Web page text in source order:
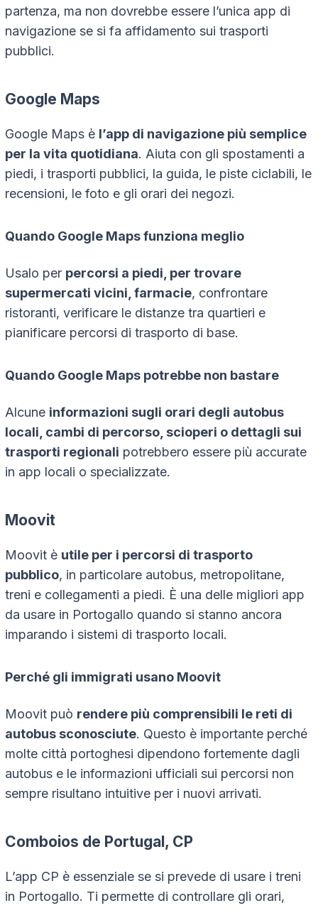
partenza, ma non dovrebbe essere l’unica app di
navigazione se si fa affidamento sui trasporti
pubblici.
Google Maps
Google Maps è l’app di navigazione più semplice
per la vita quotidiana. Aiuta con gli spostamenti a
piedi, i trasporti pubblici, la guida, le piste ciclabili, le
recensioni, le foto e gli orari dei negozi.
Quando Google Maps funziona meglio
Usalo per percorsi a piedi, per trovare
supermercati vicini, farmacie, confrontare
ristoranti, verificare le distanze tra quartieri e
pianificare percorsi di trasporto di base.
Quando Google Maps potrebbe non bastare
Alcune informazioni sugli orari degli autobus
locali, cambi di percorso, scioperi o dettagli sui
trasporti regionali potrebbero essere più accurate
in app locali o specializzate.
Moovit
Moovit è utile per i percorsi di trasporto
pubblico, in particolare autobus, metropolitane,
treni e collegamenti a piedi. È una delle migliori app
da usare in Portogallo quando si stanno ancora
imparando i sistemi di trasporto locali.
Perché gli immigrati usano Moovit
Moovit può rendere più comprensibili le reti di
autobus sconosciute. Questo è importante perché
molte città portoghesi dipendono fortemente dagli
autobus e le informazioni ufficiali sui percorsi non
sempre risultano intuitive per i nuovi arrivati.
Comboios de Portugal, CP
L’app CP è essenziale se si prevede di usare i treni
in Portogallo. Ti permette di controllare gli orari,